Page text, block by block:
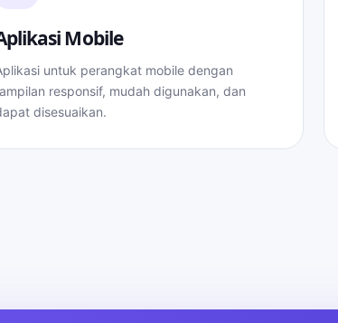
Mobile
untuk perangkat mobile dengan
responsif, mudah digunakan, dan
disesuaikan.